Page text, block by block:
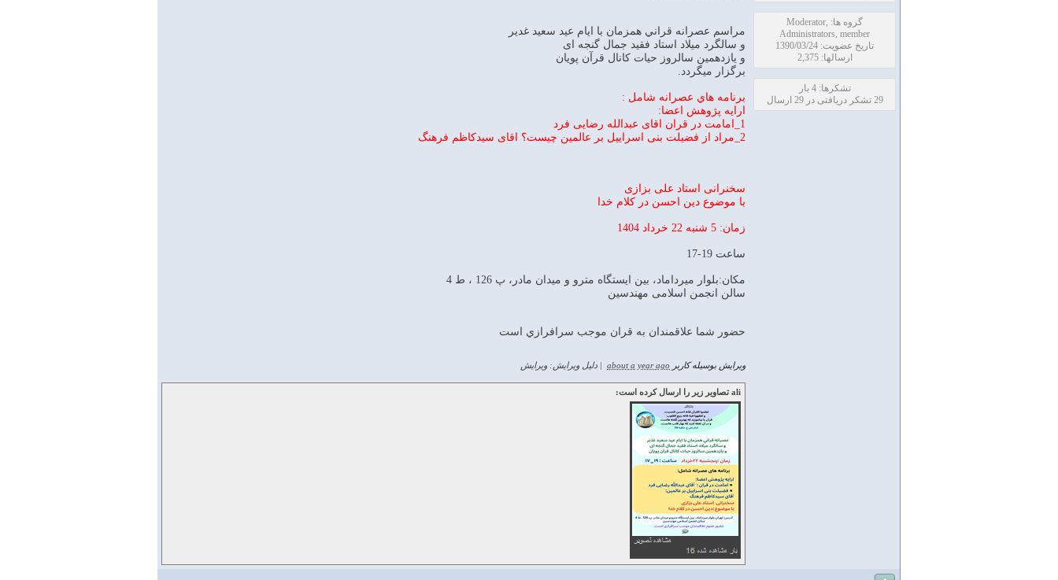
گروه ها: Moderator,
Administrators, member
تاریخ عضویت: 1390/03/24
ارسالها: 2,375
تشکرها: 4 بار
29 تشکر دریافتی در 29 ارسال
مراسم عصرانه قراني همزمان با ايام عيد سعيد غدير
و سالگرد ميلاد استاد فقید جمال گنجه ای
و یازدهمین سالروز حیات کانال قرآن پویان
برگزار ميگردد.
برنامه هاي عصرانه شامل :
ارایه پژوهش اعضا:
1_امامت در قران اقای عبدالله رضایی فرد
2_مراد از فضیلت بنی اسراییل بر عالمین چیست؟ اقای سیدکاظم فرهنگ
سخنرانی استاد علی بزازی
با موضوع دين احسن در كلام خدا
زمان: 5 شنبه 22 خرداد 1404
ساعت 19-17
مكان:بلوار میرداماد، بین ایستگاه مترو و میدان مادر، پ 126 ، ط 4
سالن انجمن اسلامی مهندسین
حضور شما علاقمندان به قران موجب سرافرازي است
ویرایش بوسیله کاربر about a year ago دلیل ویرایش: ویرایش
ali تصاویر زیر را ارسال کرده است: